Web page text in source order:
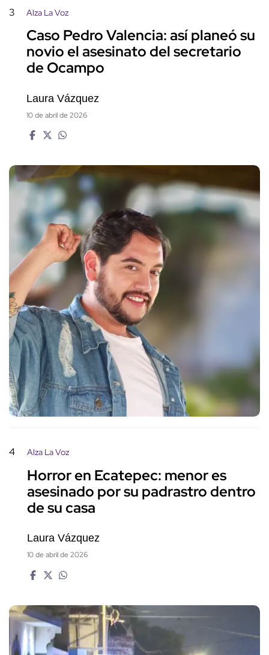
3 Alza La Voz
Caso Pedro Valencia: así planeó su
novio el asesinato del secretario
de Ocampo
Laura Vázquez
10 de abril de 2026
4 Alza La Voz
Horror en Ecatepec: menor es
asesinado por su padrastro dentro
de su casa
Laura Vázquez
10 de abril de 2026